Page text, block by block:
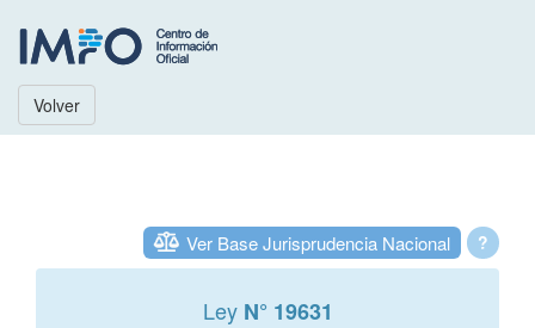
Volver
?
Ver Base Jurisprudencia Nacional
Ley N° 19631